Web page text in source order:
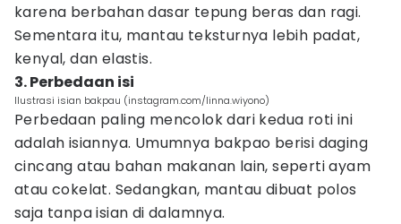
karena berbahan dasar tepung beras dan ragi.
Sementara itu, mantau teksturnya lebih padat,
kenyal, dan elastis.
3. Perbedaan isi
Ilustrasi isian bakpau (instagram.com/linna.wiyono)
Perbedaan paling mencolok dari kedua roti ini
adalah isiannya. Umumnya bakpao berisi daging
cincang atau bahan makanan lain, seperti ayam
atau cokelat. Sedangkan, mantau dibuat polos
saja tanpa isian di dalamnya.